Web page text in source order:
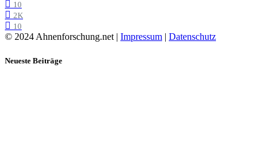
10
2K
10
© 2024 Ahnenforschung.net | Impressum | Datenschutz
Neueste Beiträge